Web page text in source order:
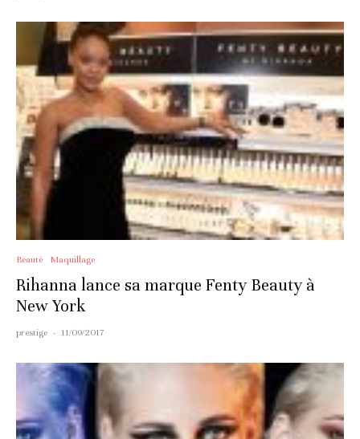
Beauté Maquillage
Rihanna lance sa marque Fenty Beauty à
New York
prestige · 11/09/2017